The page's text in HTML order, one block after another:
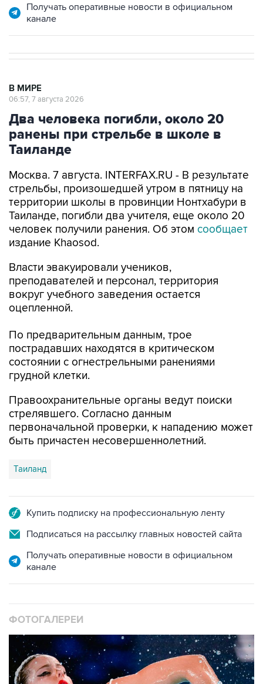
Получать оперативные новости в официальном
канале
В МИРЕ
06:57, 7 августа 2026
Два человека погибли, около 20
ранены при стрельбе в школе в
Таиланде
Москва. 7 августа. INTERFAX.RU - В результате
стрельбы, произошедшей утром в пятницу на
территории школы в провинции Нонтхабури в
Таиланде, погибли два учителя, еще около 20
человек получили ранения. Об этом сообщает
издание Khaosod.
Власти эвакуировали учеников,
преподавателей и персонал, территория
вокруг учебного заведения остается
оцепленной.
По предварительным данным, трое
пострадавших находятся в критическом
состоянии с огнестрельными ранениями
грудной клетки.
Правоохранительные органы ведут поиски
стрелявшего. Согласно данным
первоначальной проверки, к нападению может
быть причастен несовершеннолетний.
Таиланд
Купить подписку на профессиональную ленту
Подписаться на рассылку главных новостей сайта
Получать оперативные новости в официальном
канале
ФОТОГАЛЕРЕИ